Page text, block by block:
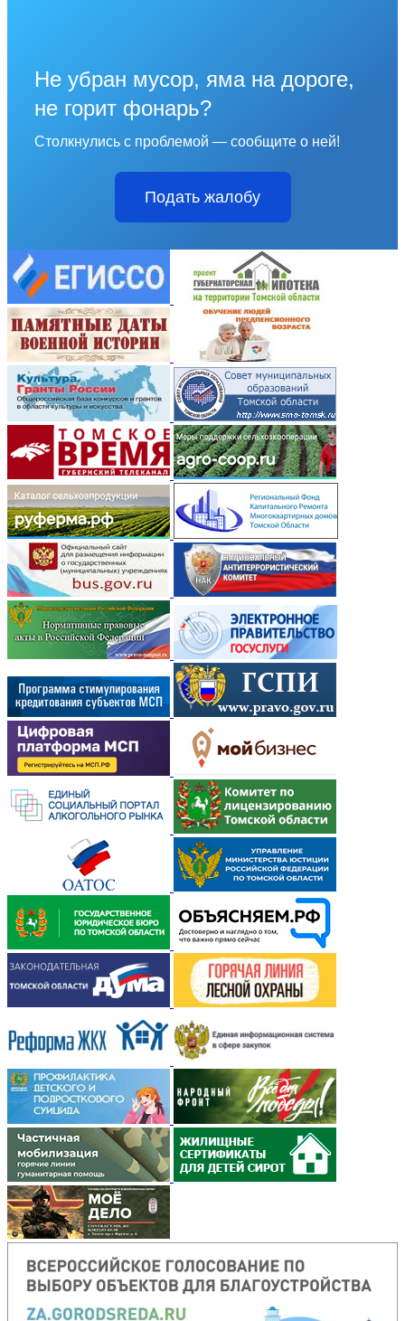
Не убран мусор, яма на дороге,
не горит фонарь?
Столкнулись с проблемой — сообщите о ней!
Подать жалобу